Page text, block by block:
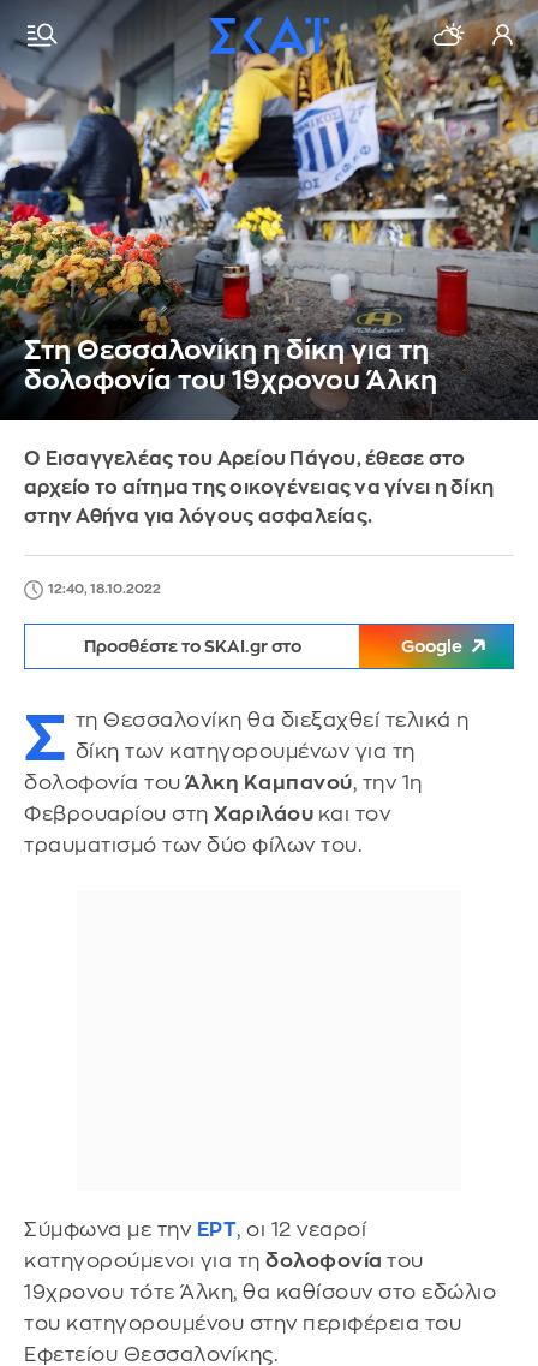
Στη Θεσσαλονίκη η δίκη για τη
δολοφονία του 19χρονου Άλκη
Ο Εισαγγελέας του Αρείου Πάγου, έθεσε στο
αρχείο το αίτημα της οικογένειας να γίνει η δίκη
στην Αθήνα για λόγους ασφαλείας.
12:40, 18.10.2022
Προσθέστε το SKAI.gr στο Google
Σ τη Θεσσαλονίκη θα διεξαχθεί τελικά η
δίκη των κατηγορουμένων για τη
δολοφονία του Άλκη Καμπανού, την 1η
Φεβρουαρίου στη Χαριλάου και τον
τραυματισμό των δύο φίλων του.
Σύμφωνα με την ΕΡΤ, οι 12 νεαροί
κατηγορούμενοι για τη δολοφονία του
19χρονου τότε Άλκη, θα καθίσουν στο εδώλιο
του κατηγορουμένου στην περιφέρεια του
Εφετείου Θεσσαλονίκης.